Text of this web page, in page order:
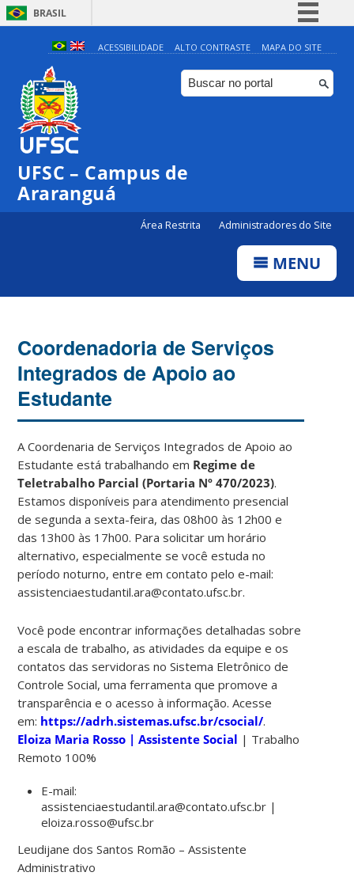
BRASIL
Simplifique!
Comunica BR
Participe
ACESSIBILIDADE ALTO CONTRASTE MAPA DO SITE
UFSC – Campus de
Araranguá
Área Restrita Administradores do Site
MENU
Coordenadoria de Serviços
Integrados de Apoio ao
Estudante
A Coordenaria de Serviços Integrados de Apoio ao
Estudante está trabalhando em Regime de
Teletrabalho Parcial (Portaria Nº 470/2023).
Estamos disponíveis para atendimento presencial
de segunda a sexta-feira, das 08h00 às 12h00 e
das 13h00 às 17h00. Para solicitar um horário
alternativo, especialmente se você estuda no
período noturno, entre em contato pelo e-mail:
assistenciaestudantil.ara@contato.ufsc.br.
Você pode encontrar informações detalhadas sobre
a escala de trabalho, as atividades da equipe e os
contatos das servidoras no Sistema Eletrônico de
Controle Social, uma ferramenta que promove a
transparência e o acesso à informação. Acesse
em: https://adrh.sistemas.ufsc.br/csocial/.
Eloiza Maria Rosso | Assistente Social | Trabalho
Remoto 100%
E-mail:
assistenciaestudantil.ara@contato.ufsc.br |
eloiza.rosso@ufsc.br
Leudijane dos Santos Romão – Assistente
Administrativo